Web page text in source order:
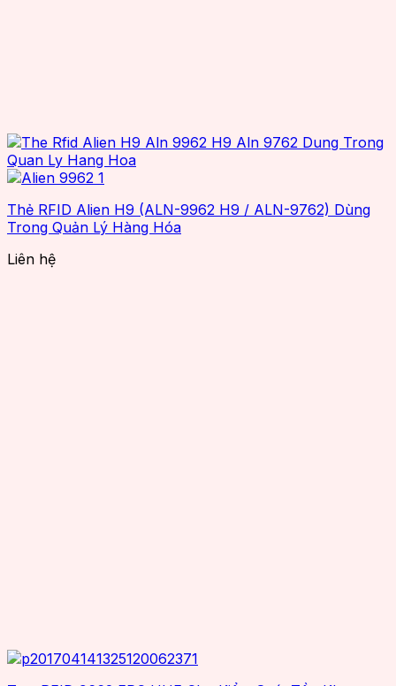
Thẻ RFID Alien H9 (ALN-9962 H9 / ALN-9762) Dùng
Trong Quản Lý Hàng Hóa
Liên hệ